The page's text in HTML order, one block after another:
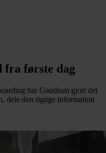
fra første dag
har Gaudium gjort det
dele den rigtige information